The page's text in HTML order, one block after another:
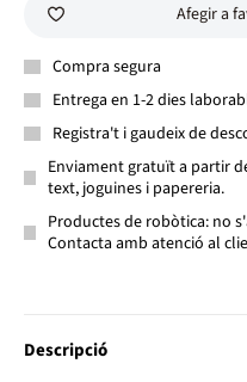
Afegir a
Compra segura
Entrega en 1-2 dies
Registra't i gaudeix de
Enviament gratuït a partir
text, joguines i papereria.
Productes de robòtica: no
Contacta amb atenció al
Descripció